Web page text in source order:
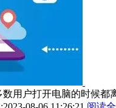
用户打开电脑的时候